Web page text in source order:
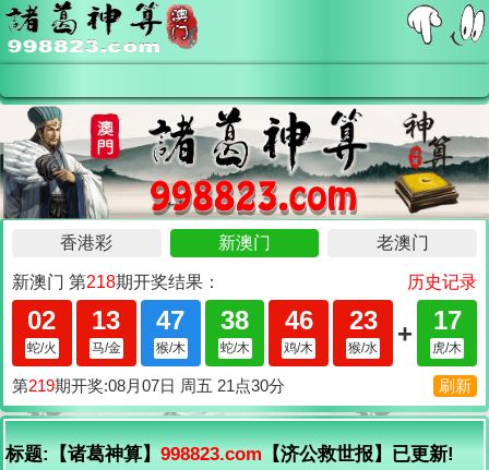
标题:【诸葛神算】 998823.com 【济公救世报】已更新!